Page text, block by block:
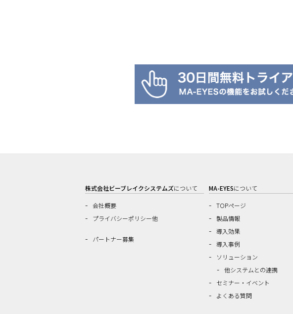
株式会社ビーブレイクシステムズについて
会社概要
プライバシーポリシー他
パートナー募集
MA-EYESについて
TOPページ
製品情報
導入効果
導入事例
ソリューション
他システムとの連携
セミナー・イベント
よくある質問